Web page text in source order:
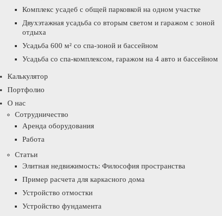
Комплекс усадеб с общей парковкой на одном участке
Двухэтажная усадьба со вторым светом и гаражом с зоной
отдыха
Усадьба 600 м² со спа-зоной и бассейном
Усадьба со спа-комплексом, гаражом на 4 авто и бассейном
Калькулятор
Портфолио
О нас
Сотрудничество
Аренда оборудования
Работа
Статьи
Элитная недвижимость: Философия пространства
Пример расчета для каркасного дома
Устройство отмостки
Устройство фундамента